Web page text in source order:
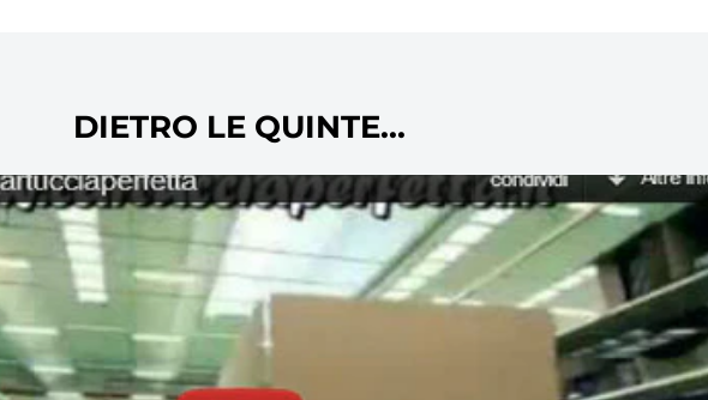
oltre ovviamente alla carta per stampanti e fotocopie.
DIETRO LE QUINTE...